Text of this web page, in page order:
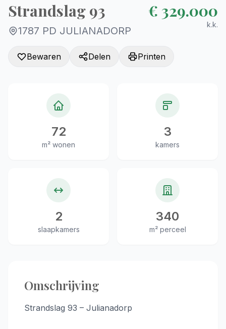
Strandslag 93
1787 PD JULIANADORP
€ 329.000
k.k.
Bewaren Delen Printen
72
m² wonen
3
kamers
2
slaapkamers
340
m² perceel
Omschrijving
Strandslag 93 – Julianadorp